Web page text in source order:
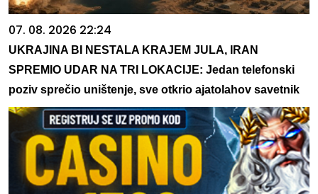
07. 08. 2026 22:24
UKRAJINA BI NESTALA KRAJEM JULA, IRAN
SPREMIO UDAR NA TRI LOKACIJE: Jedan telefonski
poziv sprečio uništenje, sve otkrio ajatolahov savetnik